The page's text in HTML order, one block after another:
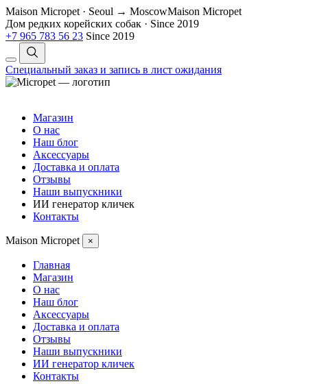
Maison Micropet · Seoul → MoscowMaison Micropet
Дом редких корейских собак · Since 2019
+7 965 783 56 23 Since 2019
Специальный заказ и запись в лист ожидания
Магазин
О нас
Наш блог
Аксессуары
Доставка и оплата
Отзывы
Наши выпускники
ИИ генератор кличек
Контакты
Maison Micropet ×
Главная
Магазин
О нас
Наш блог
Аксессуары
Доставка и оплата
Отзывы
Наши выпускники
ИИ генератор кличек
Контакты